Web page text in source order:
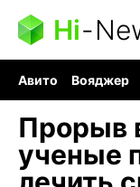
Hi-
Авито Вояджер
Прорыв
ученые